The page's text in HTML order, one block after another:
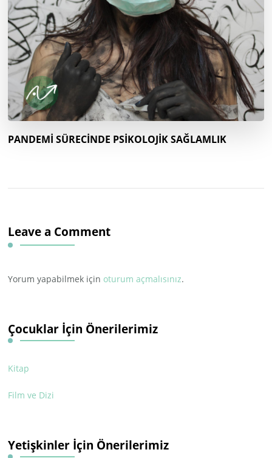
PANDEMİ SÜRECİNDE PSİKOLOJİK SAĞLAMLIK
Leave a Comment
Yorum yapabilmek için oturum açmalısınız.
Çocuklar İçin Önerilerimiz
Kitap
Film ve Dizi
Yetişkinler İçin Önerilerimiz